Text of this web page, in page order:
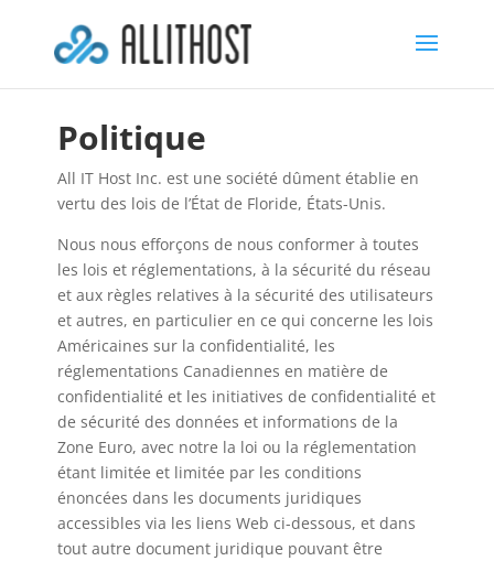
Politique
All IT Host Inc. est une société dûment établie en
vertu des lois de l’État de Floride, États-Unis.
Nous nous efforçons de nous conformer à toutes
les lois et réglementations, à la sécurité du réseau
et aux règles relatives à la sécurité des utilisateurs
et autres, en particulier en ce qui concerne les lois
Américaines sur la confidentialité, les
réglementations Canadiennes en matière de
confidentialité et les initiatives de confidentialité et
de sécurité des données et informations de la
Zone Euro, avec notre la loi ou la réglementation
étant limitée et limitée par les conditions
énoncées dans les documents juridiques
accessibles via les liens Web ci-dessous, et dans
tout autre document juridique pouvant être